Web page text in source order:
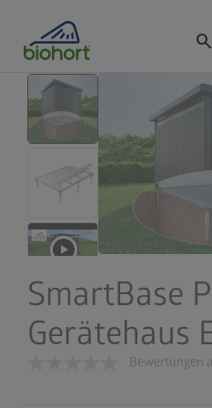
search
SmartBase
Gerätehaus
Bewertungen